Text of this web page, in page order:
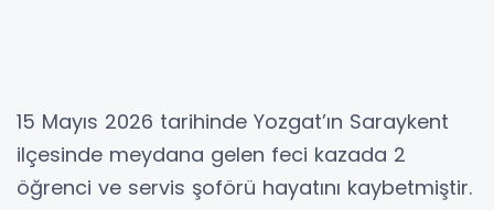
15 Mayıs 2026 tarihinde Yozgat’ın Saraykent
ilçesinde meydana gelen feci kazada 2
öğrenci ve servis şoförü hayatını kaybetmiştir.